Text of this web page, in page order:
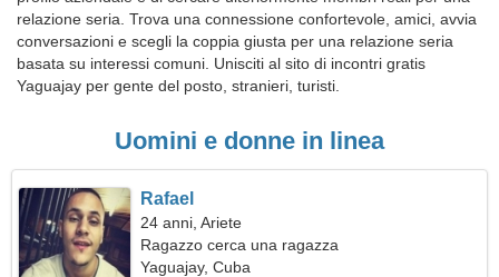
relazione seria. Trova una connessione confortevole, amici, avvia
conversazioni e scegli la coppia giusta per una relazione seria
basata su interessi comuni. Unisciti al sito di incontri gratis
Yaguajay per gente del posto, stranieri, turisti.
Uomini e donne in linea
Rafael
24 anni, Ariete
Ragazzo cerca una ragazza
Yaguajay, Cuba